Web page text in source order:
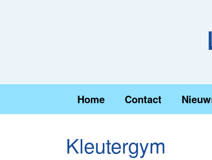
Home Contact
Kleutergym